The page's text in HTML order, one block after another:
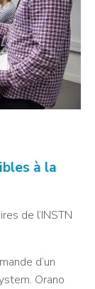
à la
de l’INSTN
d’un
Orano